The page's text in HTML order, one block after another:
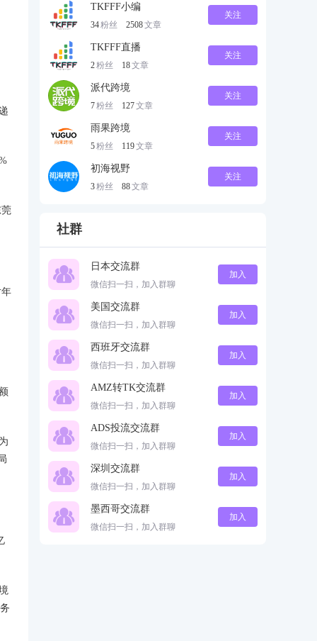
TKFFF小编
34粉丝 2508文章
关注
TKFFF直播
2粉丝 18文章
关注
派代跨境
7粉丝 127文章
关注
雨果跨境
5粉丝 119文章
关注
初海视野
3粉丝 88文章
关注
社群
日本交流群
微信扫一扫，加入群聊
加入
美国交流群
微信扫一扫，加入群聊
加入
西班牙交流群
微信扫一扫，加入群聊
加入
AMZ转TK交流群
微信扫一扫，加入群聊
加入
ADS投流交流群
微信扫一扫，加入群聊
加入
深圳交流群
微信扫一扫，加入群聊
加入
墨西哥交流群
微信扫一扫，加入群聊
加入